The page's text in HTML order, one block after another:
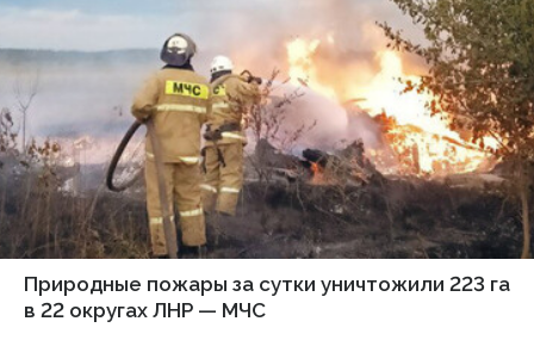
Природные пожары за сутки уничтожили 223 га
в 22 округах ЛНР — МЧС